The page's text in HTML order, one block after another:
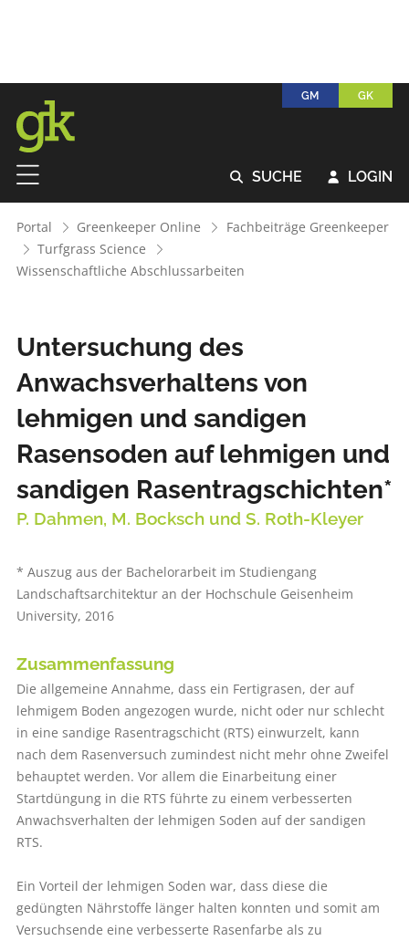
GM GK
 SUCHE  LOGIN
Portal Greenkeeper Online
Fachbeiträge Greenkeeper
Turfgrass Science
Wissenschaftliche Abschlussarbeiten
Untersuchung des
Anwachsverhaltens von
lehmigen und sandigen
Rasensoden auf lehmigen und
sandigen Rasentragschichten*
P. Dahmen, M. Bocksch und S. Roth-Kleyer
* Auszug aus der Bachelorarbeit im Studiengang
Landschaftsarchitektur an der Hochschule Geisenheim
University, 2016
Zusammenfassung
Die allgemeine Annahme, dass ein Fertigrasen, der auf
lehmigem Boden angezogen wurde, nicht oder nur schlecht
in eine sandige Rasentragschicht (RTS) einwurzelt, kann
nach dem Rasenversuch zumindest nicht mehr ohne Zweifel
behauptet werden. Vor allem die Einarbeitung einer
Startdüngung in die RTS führte zu einem verbesserten
Anwachsverhalten der lehmigen Soden auf der sandigen
RTS.
Ein Vorteil der lehmigen Soden war, dass diese die
gedüngten Nährstoffe länger halten konnten und somit am
Versuchsende eine verbesserte Rasenfarbe als zu